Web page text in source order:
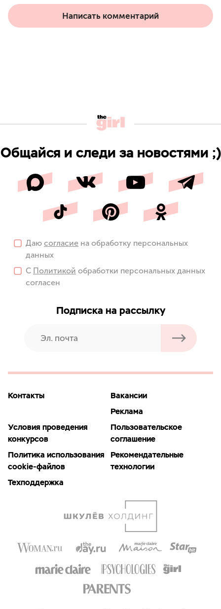
Написать комментарий
Общайся и следи за новостями ;)
Даю согласие на обработку персональных
данных
С Политикой обработки персональных данных
согласен
Подписка на рассылку
Контакты
Вакансии
Реклама
Условия проведения
конкурсов
Пользовательское
соглашение
Политика использования
cookie-файлов
Рекомендательные
технологии
Техподдержка